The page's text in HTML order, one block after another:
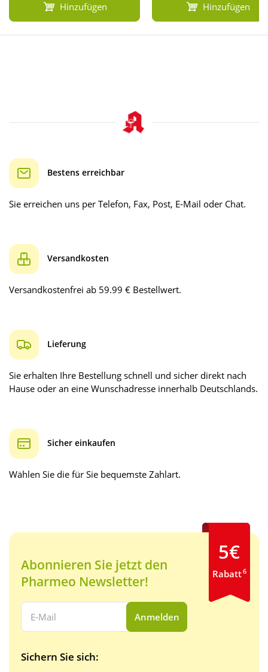
Hinzufügen Hinzufügen
Bestens erreichbar
Sie erreichen uns per Telefon, Fax, Post, E-Mail oder Chat.
Versandkosten
Versandkostenfrei ab 59.99 € Bestellwert.
Lieferung
Sie erhalten Ihre Bestellung schnell und sicher direkt nach
Hause oder an eine Wunschadresse innerhalb Deutschlands.
Sicher einkaufen
Wählen Sie die für Sie bequemste Zahlart.
Abonnieren Sie jetzt den
Pharmeo Newsletter!
Ihre E-Mail Adresse:
Anmelden
Sichern Sie sich:
5€
Rabatt6